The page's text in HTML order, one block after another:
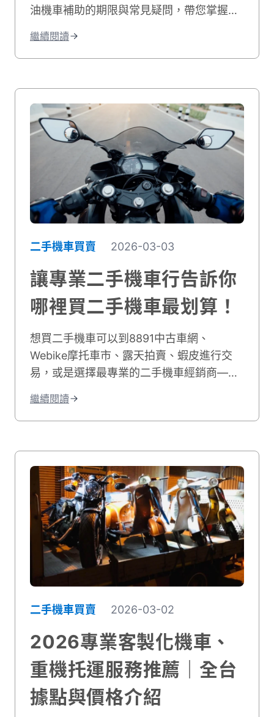
油機車補助的期限與常見疑問，帶您掌握最
詳細對照表，幫助省錢購車不踩雷！
繼續閱讀
二手機車買賣 2026-03-03
讓專業二手機車行告訴你
哪裡買二手機車最划算！
想買二手機車可以到8891中古車網、
Webike摩托車市、露天拍賣、蝦皮進行交
易，或是選擇最專業的二手機車經銷商——
布全台、好評不斷，買二手摩托車來這裡就
對了！
繼續閱讀
二手機車買賣 2026-03-02
2026專業客製化機車、
重機托運服務推薦｜全台
據點與價格介紹